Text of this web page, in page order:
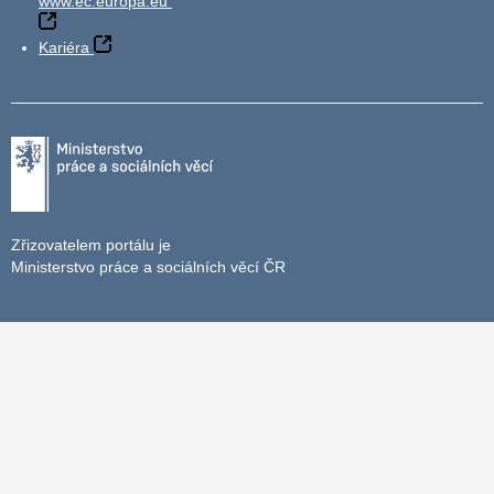
Kariéra
Zřizovatelem portálu je
Ministerstvo práce a sociálních věcí ČR